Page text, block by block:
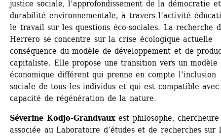
justice sociale, l’approfondissement de la démocratie
durabilité environnementale, à travers l’activité
le travail sur les questions éco-sociales. La recherche
Herrero se concentre sur la crise écologique actuelle
conséquence du modèle de développement et de
capitaliste. Elle propose une transition vers un modèle
économique différent qui prenne en compte l’inclusion
sociale de tous les individus et qui est compatible
capacité de régénération de la nature.
Séverine Kodjo-Grandvauxest philosophe, chercheure
associée au Laboratoire d’études et de recherches sur